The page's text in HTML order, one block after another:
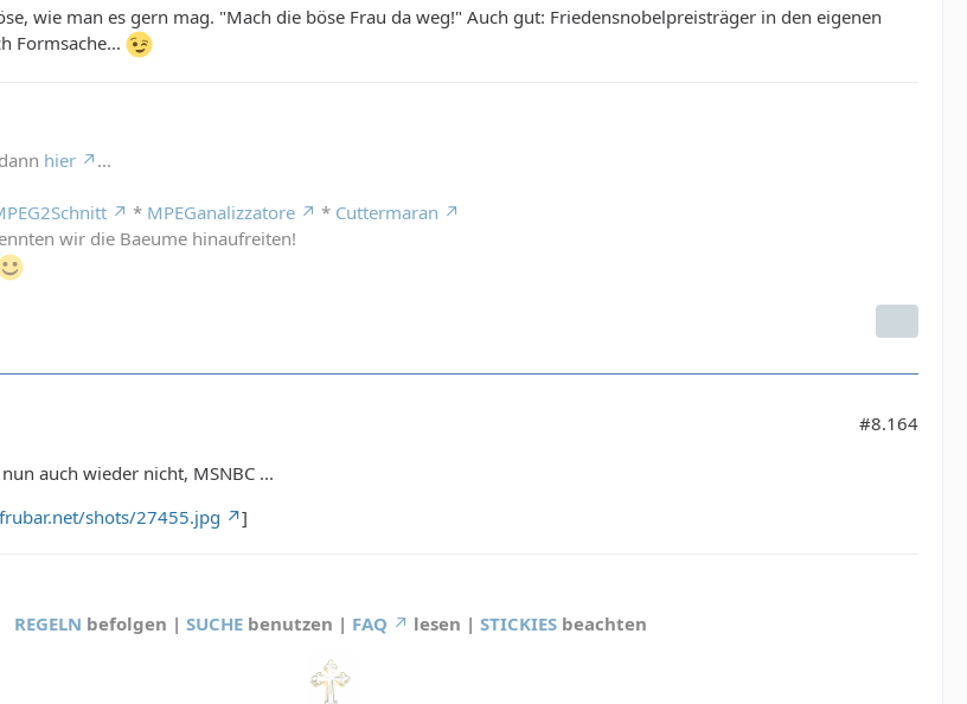
wie man es gern mag. "Mach die böse Frau da weg!" Auch gut: Friedensnobelpreisträger in den eigenen
Formsache...
hier ...
* MPEGanalizzatore * Cuttermaran
wir die Baeume hinaufreiten!
#8.164
auch wieder nicht, MSNBC ...
shots/27455.jpg ]
REGELN befolgen | SUCHE benutzen | FAQ lesen | STICKIES beachten